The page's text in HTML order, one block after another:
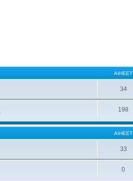
AIHEET
34
198
AIHEET
33
0